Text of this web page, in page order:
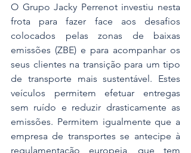
O Grupo Jacky Perrenot investiu nesta
frota para fazer face aos desafios
colocados pelas zonas de baixas
emissões (ZBE) e para acompanhar os
seus clientes na transição para um tipo
de transporte mais sustentável. Estes
veículos permitem efetuar entregas
sem ruído e reduzir drasticamente as
emissões. Permitem igualmente que a
empresa de transportes se antecipe à
regulamentação europeia, que tem